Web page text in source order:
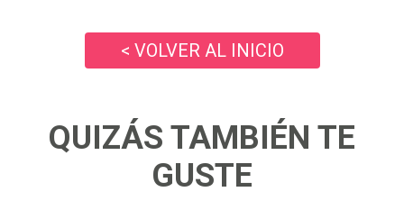
< VOLVER AL INICIO
QUIZÁS TAMBIÉN TE
GUSTE